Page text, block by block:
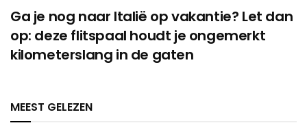
Ga je nog naar Italië op vakantie? Let dan
op: deze flitspaal houdt je ongemerkt
kilometerslang in de gaten
MEEST GELEZEN